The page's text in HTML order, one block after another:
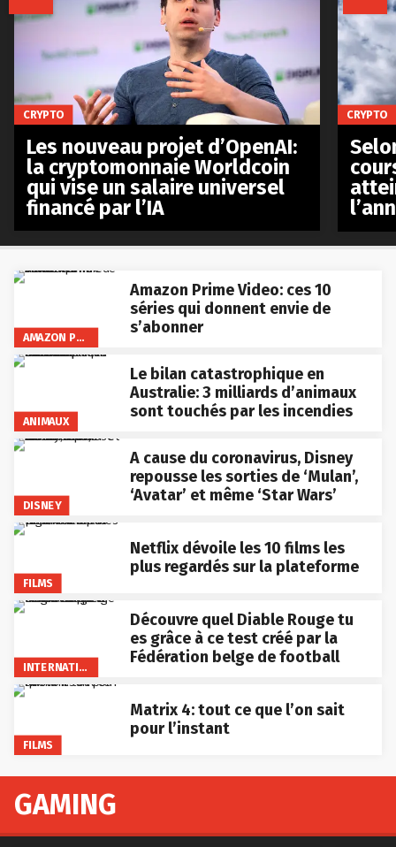
AMAZON PRIME VIDEO
Amazon Prime Video: ces 10
séries qui donnent envie de
s’abonner
ANIMAUX
Le bilan catastrophique en
Australie: 3 milliards d’animaux
sont touchés par les incendies
DISNEY
A cause du coronavirus, Disney
repousse les sorties de ‘Mulan’,
‘Avatar’ et même ‘Star Wars’
FILMS
Netflix dévoile les 10 films les
plus regardés sur la plateforme
INTERNATIONAL
Découvre quel Diable Rouge tu
es grâce à ce test créé par la
Fédération belge de football
FILMS
Matrix 4: tout ce que l’on sait
pour l’instant
CRYPTO
Les nouveau projet d’OpenAI:
la cryptomonnaie Worldcoin
qui vise un salaire universel
financé par l’IA
CRYPTO
GAMING